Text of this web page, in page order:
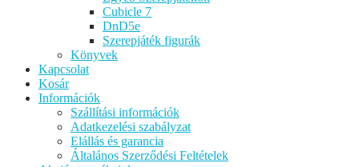
Cubicle 7
DnD5e
Szerepjáték figurák
Könyvek
Kapcsolat
Kosár
Információk
Szállítási információk
Adatkezelési szabályzat
Elállás és garancia
Általános Szerződési Feltételek